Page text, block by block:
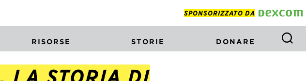
SPONSORIZZATO DA
RISORSE STORIE DONARE